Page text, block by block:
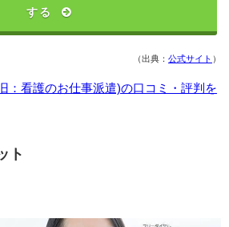
する
（出典： 公式サイト ）
：看護のお仕事派遣)の口コミ・評判を
ト